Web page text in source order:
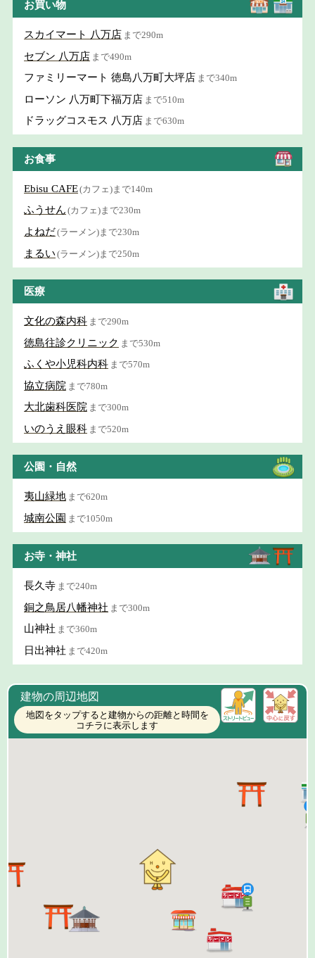
お買い物
スカイマート 八万店 まで290m
セブン 八万店 まで490m
ファミリーマート 徳島八万町大坪店 まで340m
ローソン 八万町下福万店 まで510m
ドラッグコスモス 八万店 まで630m
お食事
Ebisu CAFE(カフェ)まで140m
ふうせん (カフェ)まで230m
よねだ(ラーメン)まで230m
まるい (ラーメン)まで250m
医療
文化の森内科 まで290m
徳島往診クリニック まで530m
ふくや小児科内科 まで570m
協立病院 まで780m
大北歯科医院 まで300m
いのうえ眼科 まで520m
公園・自然
夷山緑地 まで620m
城南公園 まで1050m
お寺・神社
長久寺 まで240m
銅之鳥居八幡神社 まで300m
山神社 まで360m
日出神社 まで420m
建物の周辺地図
地図をタップすると建物からの距離と時間を
コチラに表示します